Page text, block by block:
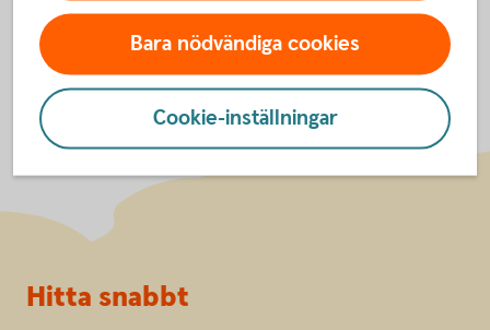
Bara nödvändiga cookies
Cookie-inställningar
Sidfot
Hitta snabbt